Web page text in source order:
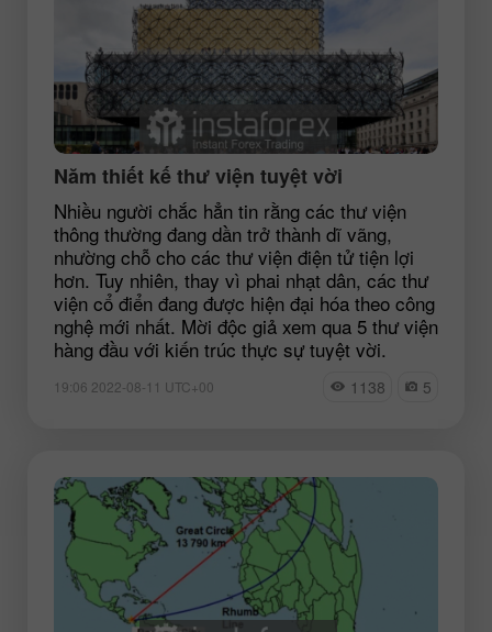
Năm thiết kế thư viện tuyệt vời
Nhiều người chắc hẳn tin rằng các thư viện
thông thường đang dần trở thành dĩ vãng,
nhường chỗ cho các thư viện điện tử tiện lợi
hơn. Tuy nhiên, thay vì phai nhạt dân, các thư
viện cổ điển đang được hiện đại hóa theo công
nghệ mới nhất. Mời độc giả xem qua 5 thư viện
hàng đầu với kiến trúc thực sự tuyệt vời.
19:06 2022-08-11 UTC+00 1138 5